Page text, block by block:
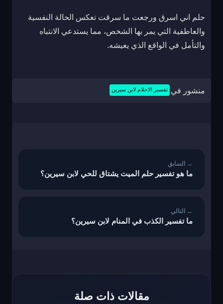
حلم اني اسرق ورجعت ما سرقت تعكس الحالة النفسية
والعاطفية التي يمر بها الشخص، مما يستدعي الانتباه
والتأمل في الواقع الذي يعيشه.
منشور في تفسير الاحلام لابن سيرين
ما هو تفسير حلم الميت يشتاق للحي لابن سيرين؟
ما تفسير الكذب في المنام لابن سيرين؟
مقالات ذات صلة